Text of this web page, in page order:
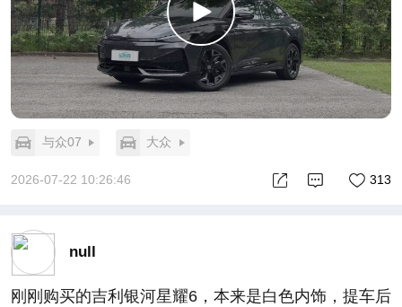
与众07 大众
2026-07-22 10:26:46 313
null
刚刚购买的吉利银河星耀6，本来是白色内饰，提车后